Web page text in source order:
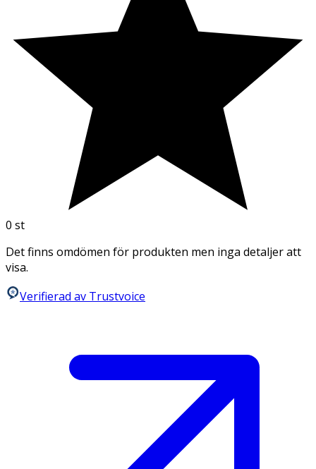
0 st
Det finns omdömen för produkten men inga detaljer att
visa.
Verifierad av Trustvoice